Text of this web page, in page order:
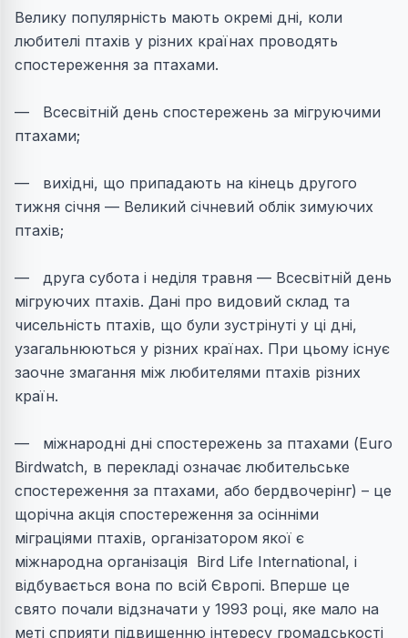
Велику популярність мають окремі дні, коли
любителі птахів у різних країнах проводять
спостереження за птахами.
— Всесвітній день спостережень за мігруючими
птахами;
— вихідні, що припадають на кінець другого
тижня січня — Великий січневий облік зимуючих
птахів;
— друга субота і неділя травня — Всесвітній день
мігруючих птахів. Дані про видовий склад та
чисельність птахів, що були зустрінуті у ці дні,
узагальнюються у різних країнах. При цьому існує
заочне змагання між любителями птахів різних
країн.
— міжнародні дні спостережень за птахами (Euro
Birdwatch, в перекладі означає любительське
спостереження за птахами, або бердвочерінг) – це
щорічна акція спостереження за осінніми
міграціями птахів, організатором якої є
міжнародна організація Bird Life International, і
відбувається вона по всій Європі. Вперше це
свято почали відзначати у 1993 році, яке мало на
меті сприяти підвищенню інтересу громадськості